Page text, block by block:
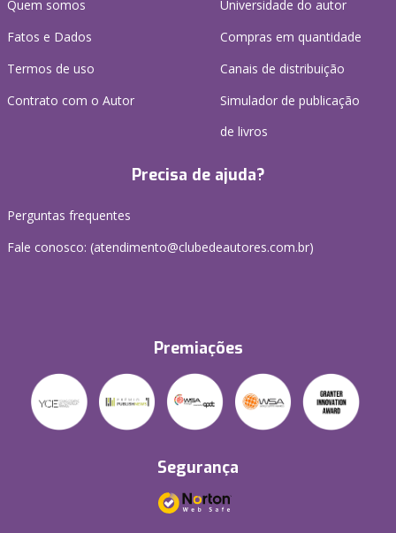
Quem somos
Fatos e Dados
Termos de uso
Contrato com o Autor
Universidade do autor
Compras em quantidade
Canais de distribuição
Simulador de publicação
de livros
Precisa de ajuda?
Perguntas frequentes
Fale conosco: (atendimento@clubedeautores.com.br)
Premiações
Segurança